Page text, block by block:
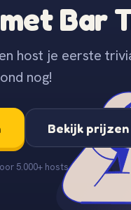
Bar
host je eerste
nog!
Bekijk prijzen
5.000+ hosts